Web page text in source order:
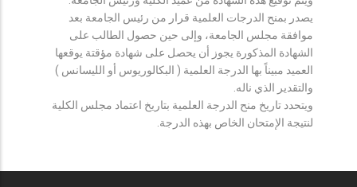
يصدر بمنح الدرجات العلمية قرار من رئيس الجامعة بعد
موافقة مجلس الجامعة، وإلى حين حصول الطالب على
الشهادة المذكورة يجوز أن يحصل على شهادة مؤقتة يوقعها
العميد مبيناً بها الدرجة العلمية ( البكالوريوس أو الليسانس )
والتقدير الذي ناله.
ويتحدد تاريخ منح الدرجة العلمية بتاريخ اعتماد مجلس الكلية
لنتيجة الإمتحان الخاص بهذه الدرجة.